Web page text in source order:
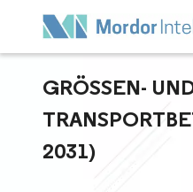
GRÖSSEN-
031)